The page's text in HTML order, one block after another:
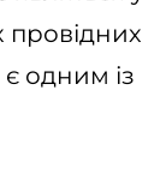
провідних
одним із